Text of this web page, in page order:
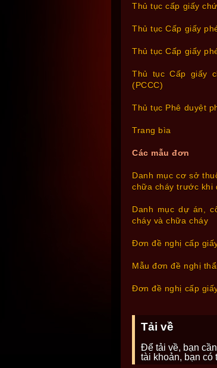
Thủ tục cấp giấy
Thủ tục Cấp giấy
Thủ tục Cấp giấy
Thủ tục Cấp giấy
(PCCC)
Thủ tục Phê duyệt
Trang bìa
Các mẫu đơn
Danh mục cơ sở
chữa cháy trước khi
Danh mục dự án,
cháy và chữa cháy
Đơn đề nghị cấp
Mẫu đơn đề nghị
Đơn đề nghị cấp
Tải về
Để tải về, bạn cần
tài khoản, bạn có